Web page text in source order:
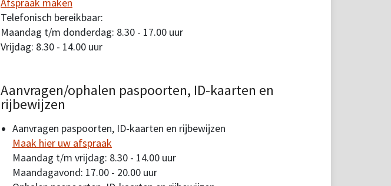
Afspraak maken
Telefonisch bereikbaar:
Maandag t/m donderdag: 8.30 - 17.00 uur
Vrijdag: 8.30 - 14.00 uur
Aanvragen/ophalen paspoorten, ID-kaarten en
rijbewijzen
Aanvragen paspoorten, ID-kaarten en rijbewijzen
Maak hier uw afspraak
Maandag t/m vrijdag: 8.30 - 14.00 uur
Maandagavond: 17.00 - 20.00 uur